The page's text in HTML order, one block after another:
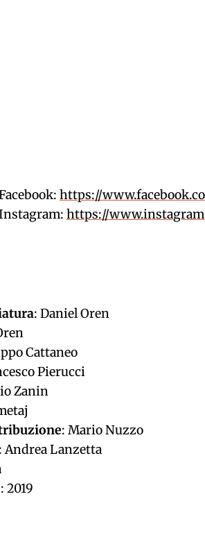
https://
https://
: Daniel Oren
Cattaneo
Pierucci
Zanin
: Mario Nuzzo
: Andrea Lanzetta
: 2019